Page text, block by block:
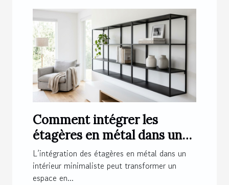
Comment intégrer les
étagères en métal dans un
intérieur minimaliste ?
L’intégration des étagères en métal dans un
intérieur minimaliste peut transformer un
espace en...